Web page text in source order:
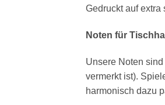
Gedruckt auf extra
Noten für
Unsere Noten
vermerkt ist).
harmonisch dazu